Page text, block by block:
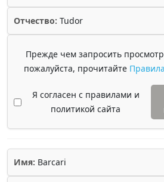
Отчество: Tudor
Прежде чем запросить
пожалуйста, прочитайте
Я согласен с правилами и
политикой сайта
Имя: Barcari